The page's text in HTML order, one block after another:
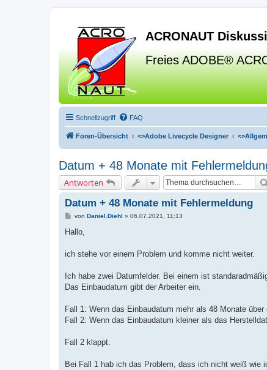
ACRONAUT
Freies ADOBE®
Schnellzugriff FAQ
Foren-Übersicht <>Adobe Livecycle Designer <>
Datum + 48 Monate mit
Antworten
Datum + 48 Monate mit Fehlermeldung
B
i
a
von Daniel.Diehl » 06.07.2021, 11:13
Hallo,
ich stehe vor einem Problem und komme nicht weiter.
Ich habe zwei Datumfelder. Bei einem ist
Das Einbaudatum gibt der Arbeiter ein.
Fall 1: Wenn das Einbaudatum mehr als 48 Monate
Fall 2: Wenn das Einbaudatum kleiner als das
Fall 2 klappt.
Bei Fall 1 hab ich das Problem, dass ich nicht weiß wie